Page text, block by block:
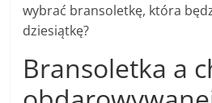
wybrać bransoletkę, która
dziesiątkę?
Bransoletka a